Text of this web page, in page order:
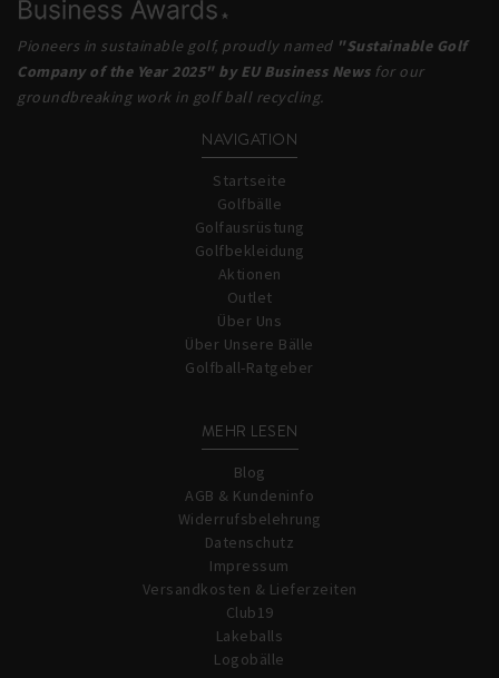
Pioneers in sustainable golf, proudly named "Sustainable Golf
Company of the Year 2025" by EU Business Newsfor our
groundbreaking work in golf ball recycling.
NAVIGATION
Startseite
Golfbälle
Golfausrüstung
Golfbekleidung
Aktionen
Outlet
Über Uns
Über Unsere Bälle
Golfball-Ratgeber
MEHR LESEN
Blog
AGB & Kundeninfo
Widerrufsbelehrung
Datenschutz
Impressum
Versandkosten & Lieferzeiten
Club19
Lakeballs
Logobälle